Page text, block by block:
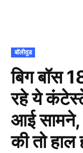
POSTED
IN
बॉलीवुड
बिग बॉस
रहे ये
आई
की तो हाल